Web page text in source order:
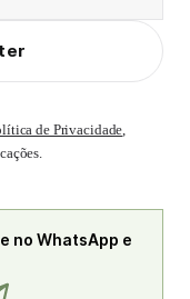
de Privacidade,
no WhatsApp e